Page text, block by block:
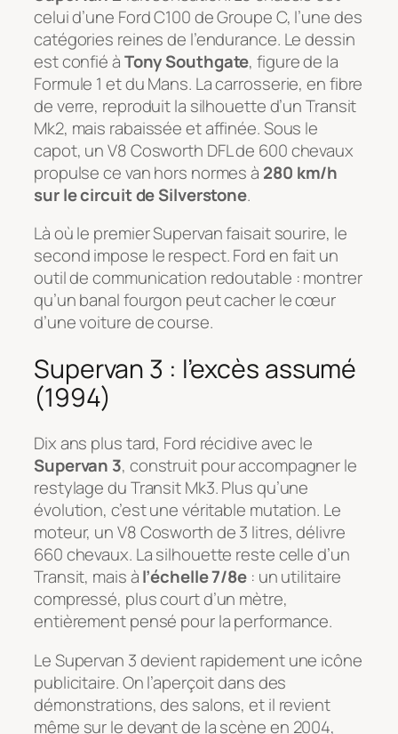
celui d’une Ford C100 de Groupe C, l’une des
catégories reines de l’endurance. Le dessin
est confié àTony Southgate, figure de la
Formule 1 et du Mans. La carrosserie, en fibre
de verre, reproduit la silhouette d’un Transit
Mk2, mais rabaissée et affinée. Sous le
capot, un V8 Cosworth DFL de 600 chevaux
propulse ce van hors normes à 280 km/h
sur le circuit de Silverstone.
Là où le premier Supervan faisait sourire, le
second impose le respect. Ford en fait un
outil de communication redoutable : montrer
qu’un banal fourgon peut cacher le cœur
d’une voiture de course.
Supervan 3 : l’excès assumé
(1994)
Dix ans plus tard, Ford récidive avec le
Supervan 3, construit pour accompagner le
restylage du Transit Mk3. Plus qu’une
évolution, c’est une véritable mutation. Le
moteur, un V8 Cosworth de 3 litres, délivre
660 chevaux. La silhouette reste celle d’un
Transit, mais àl’échelle 7/8e : un utilitaire
compressé, plus court d’un mètre,
entièrement pensé pour la performance.
Le Supervan 3 devient rapidement une icône
publicitaire. On l’aperçoit dans des
démonstrations, des salons, et il revient
même sur le devant de la scène en 2004,